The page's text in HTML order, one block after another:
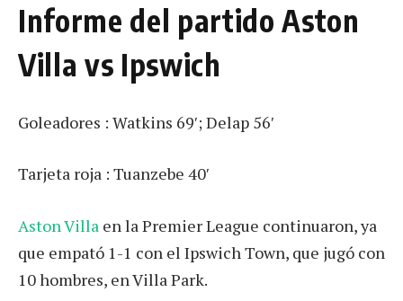
Informe del partido Aston
Villa vs Ipswich
Goleadores : Watkins 69′; Delap 56′
Tarjeta roja : Tuanzebe 40′
Aston Villa en la Premier League continuaron, ya
que empató 1-1 con el Ipswich Town, que jugó con
10 hombres, en Villa Park.